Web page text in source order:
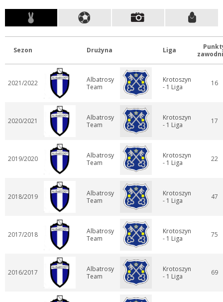
Sezon Drużyna Liga
2021/2022
Albatrosy
Team
Krotoszyn
- 1 Liga
16
2020/2021
Albatrosy
Team
Krotoszyn
- 1 Liga
17
2019/2020
Albatrosy
Team
Krotoszyn
- 1 Liga
22
2018/2019
Albatrosy
Team
Krotoszyn
- 1 Liga
47
2017/2018
Albatrosy
Team
Krotoszyn
- 1 Liga
75
2016/2017
Albatrosy
Team
Krotoszyn
- 1 Liga
69